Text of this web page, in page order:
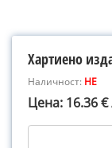
Хартиено
Наличност: НЕ
Цена: 16.36